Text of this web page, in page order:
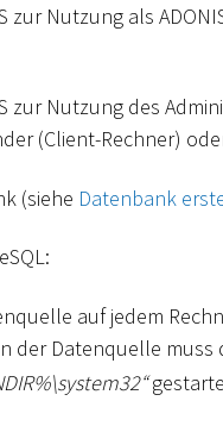
zur Nutzung als
zur Nutzung des
(Client-Rechner)
(siehe Datenbank
auf jedem
der Datenquelle muss
\system32“